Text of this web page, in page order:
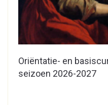
Oriëntatie- en
seizoen 2026-2027